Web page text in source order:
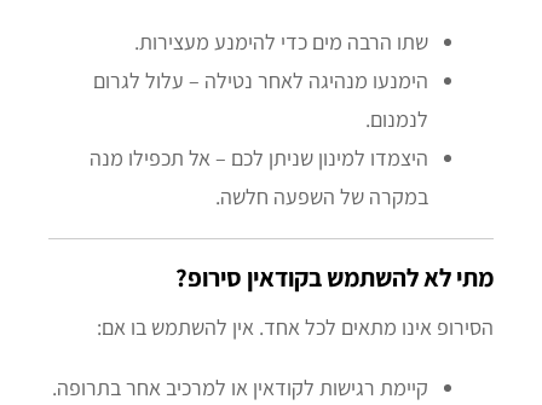
שתו הרבה מים כדי להימנע מעצירות.
הימנעו מנהיגה לאחר נטילה – עלול לגרום
לנמנום.
היצמדו למינון שניתן לכם – אל תכפילו מנה
במקרה של השפעה חלשה.
מתי לא להשתמש בקודאין סירופ?
הסירופ אינו מתאים לכל אחד. אין להשתמש בו אם:
קיימת רגישות לקודאין או למרכיב אחר בתרופה.